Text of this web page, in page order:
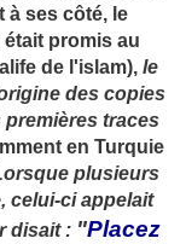
à ses côté, le
promis au
de l'islam), le
des copies
traces
en Turquie
plusieurs
celui-ci appelait
disait : "Placez